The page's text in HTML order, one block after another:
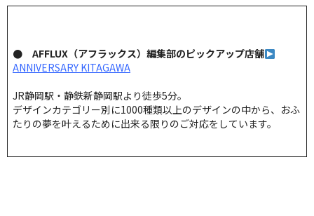
● AFFLUX（アフラックス）編集部のピックアップ店舗
ANNIVERSARY KITAGAWA
JR静岡駅・静鉄新静岡駅より徒歩5分。
デザインカテゴリー別に1000種類以上のデザインの中から、おふ
たりの夢を叶えるために出来る限りのご対応をしています。